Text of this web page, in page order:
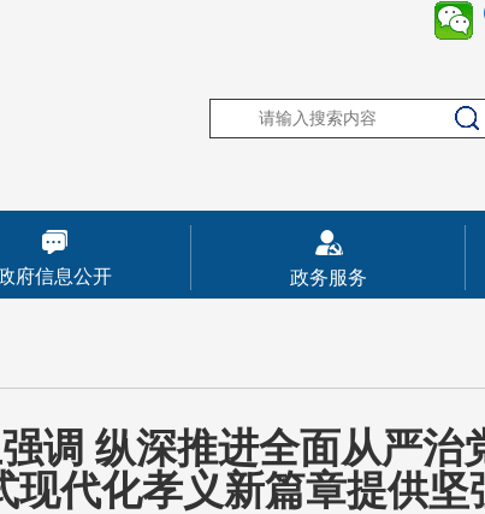
府信息公开 政务服务
调 纵深推进全面从严治
现代化孝义新篇章提供坚